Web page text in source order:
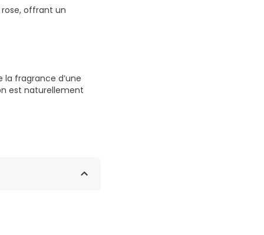
offrant un
fragrance d’une
est naturellement